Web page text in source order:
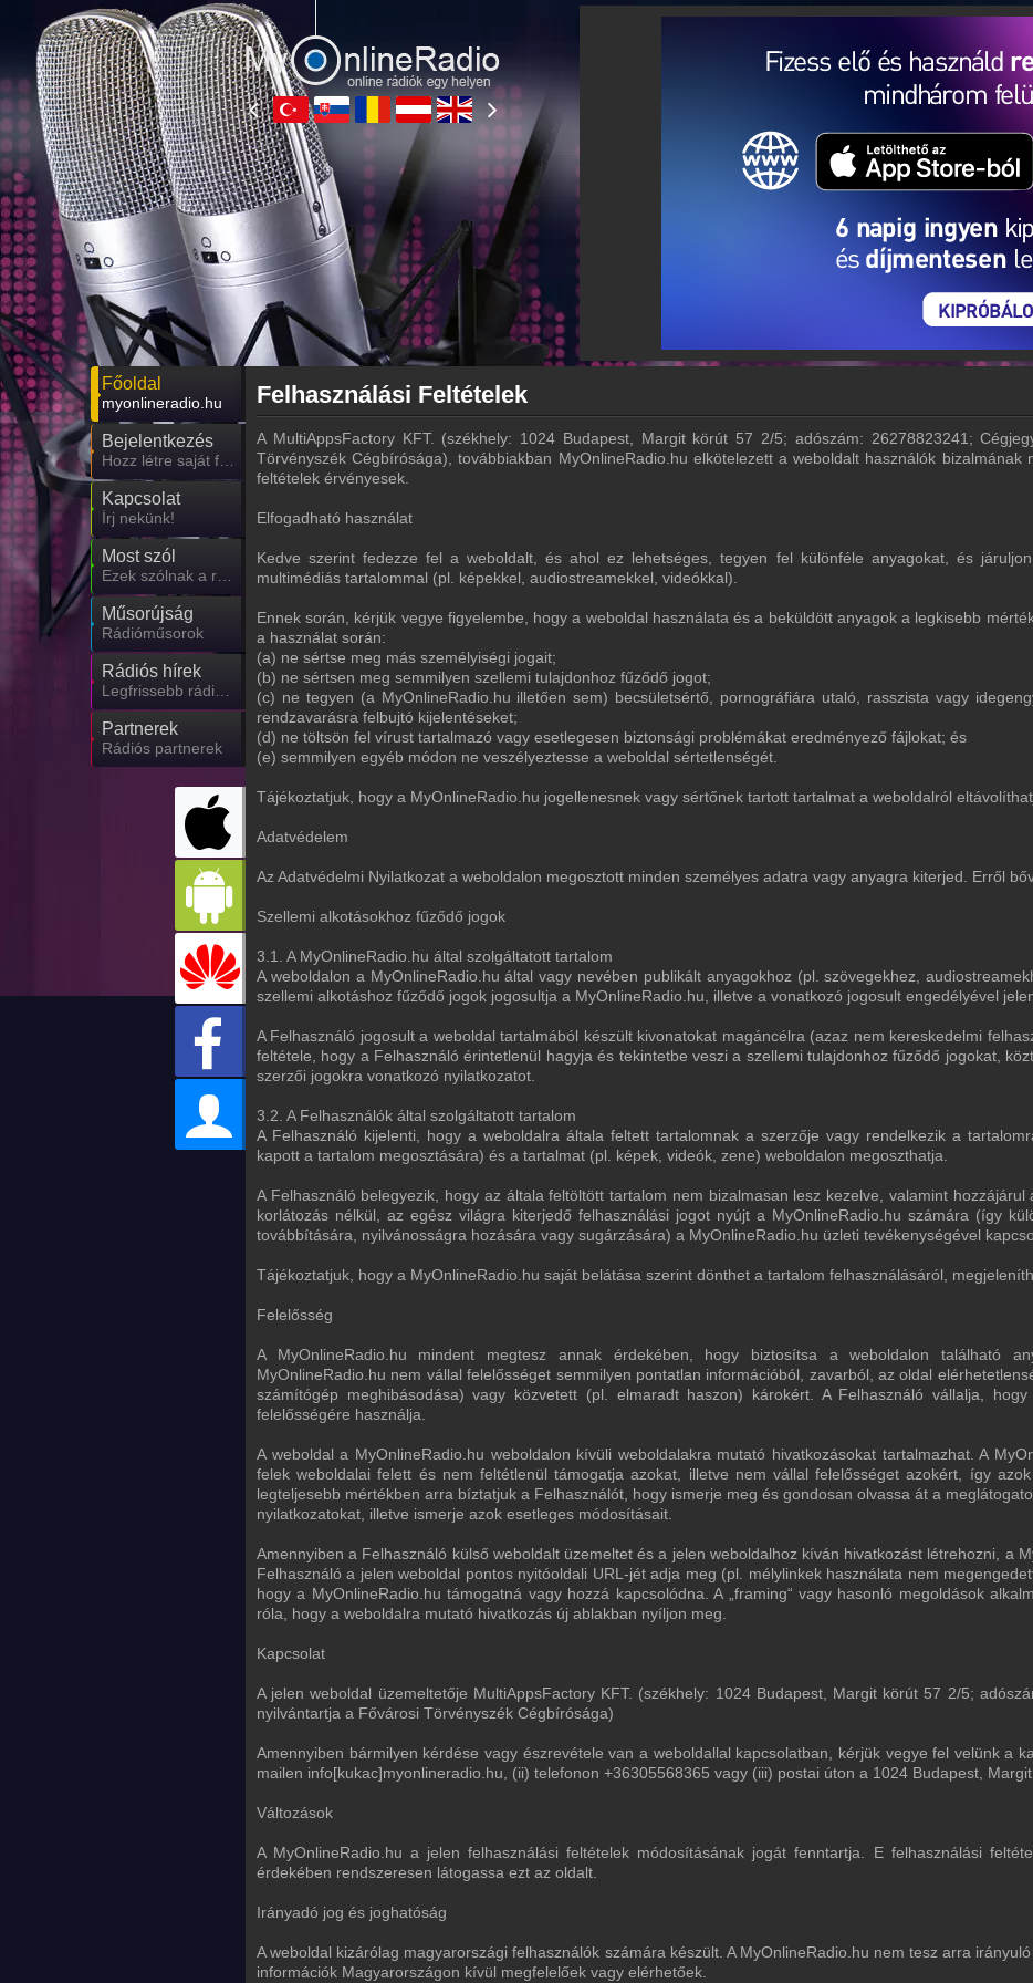
Főoldal
myonlineradio.hu
Bejelentkezés
Kapcsolat
Írj nekünk!
Most szól
Műsorújság
Rádióműsorok
Rádiós hírek
Partnerek
Rádiós partnerek
Felhasználási Feltételek
A MultiAppsFactory KFT. (székhely: 1024 Budapest, Margit körút 57 2/5; adószám: 26278823241;
Törvényszék Cégbírósága), továbbiakban MyOnlineRadio.hu elkötelezett a weboldalt használók
feltételek érvényesek.
Elfogadható használat
Kedve szerint fedezze fel a weboldalt, és ahol ez lehetséges, tegyen fel különféle anyagokat, és
multimédiás tartalommal (pl. képekkel, audiostreamekkel, videókkal).
Ennek során, kérjük vegye figyelembe, hogy a weboldal használata és a beküldött anyagok a legkisebb
a használat során:
(a) ne sértse meg más személyiségi jogait;
(b) ne sértsen meg semmilyen szellemi tulajdonhoz fűződő jogot;
(c) ne tegyen (a MyOnlineRadio.hu illetően sem) becsületsértő, pornográfiára utaló, rasszista vagy
rendzavarásra felbujtó kijelentéseket;
(d) ne töltsön fel vírust tartalmazó vagy esetlegesen biztonsági problémákat eredményező fájlokat; és
(e) semmilyen egyéb módon ne veszélyeztesse a weboldal sértetlenségét.
Tájékoztatjuk, hogy a MyOnlineRadio.hu jogellenesnek vagy sértőnek tartott tartalmat a weboldalról
Adatvédelem
Az Adatvédelmi Nyilatkozat a weboldalon megosztott minden személyes adatra vagy anyagra kiterjed. Erről
Szellemi alkotásokhoz fűződő jogok
3.1. A MyOnlineRadio.hu által szolgáltatott tartalom
A weboldalon a MyOnlineRadio.hu által vagy nevében publikált anyagokhoz (pl. szövegekhez,
szellemi alkotáshoz fűződő jogok jogosultja a MyOnlineRadio.hu, illetve a vonatkozó jogosult engedélyével
A Felhasználó jogosult a weboldal tartalmából készült kivonatokat magáncélra (azaz nem kereskedelmi
feltétele, hogy a Felhasználó érintetlenül hagyja és tekintetbe veszi a szellemi tulajdonhoz fűződő jogokat,
szerzői jogokra vonatkozó nyilatkozatot.
3.2. A Felhasználók által szolgáltatott tartalom
A Felhasználó kijelenti, hogy a weboldalra általa feltett tartalomnak a szerzője vagy rendelkezik a
kapott a tartalom megosztására) és a tartalmat (pl. képek, videók, zene) weboldalon megoszthatja.
A Felhasználó belegyezik, hogy az általa feltöltött tartalom nem bizalmasan lesz kezelve, valamint
korlátozás nélkül, az egész világra kiterjedő felhasználási jogot nyújt a MyOnlineRadio.hu számára (így
továbbítására, nyilvánosságra hozására vagy sugárzására) a MyOnlineRadio.hu üzleti tevékenységével
Tájékoztatjuk, hogy a MyOnlineRadio.hu saját belátása szerint dönthet a tartalom felhasználásáról,
Felelősség
A MyOnlineRadio.hu mindent megtesz annak érdekében, hogy biztosítsa a weboldalon található
MyOnlineRadio.hu nem vállal felelősséget semmilyen pontatlan információból, zavarból, az oldal
számítógép meghibásodása) vagy közvetett (pl. elmaradt haszon) károkért. A Felhasználó vállalja,
felelősségére használja.
A weboldal a MyOnlineRadio.hu weboldalon kívüli weboldalakra mutató hivatkozásokat tartalmazhat. A
felek weboldalai felett és nem feltétlenül támogatja azokat, illetve nem vállal felelősséget azokért, így
legteljesebb mértékben arra bíztatjuk a Felhasználót, hogy ismerje meg és gondosan olvassa át a
nyilatkozatokat, illetve ismerje azok esetleges módosításait.
Amennyiben a Felhasználó külső weboldalt üzemeltet és a jelen weboldalhoz kíván hivatkozást létrehozni, a
Felhasználó a jelen weboldal pontos nyitóoldali URL-jét adja meg (pl. mélylinkek használata nem
hogy a MyOnlineRadio.hu támogatná vagy hozzá kapcsolódna. A „framing“ vagy hasonló megoldások
róla, hogy a weboldalra mutató hivatkozás új ablakban nyíljon meg.
Kapcsolat
A jelen weboldal üzemeltetője MultiAppsFactory KFT. (székhely: 1024 Budapest, Margit körút 57 2/5;
nyilvántartja a Fővárosi Törvényszék Cégbírósága)
Amennyiben bármilyen kérdése vagy észrevétele van a weboldallal kapcsolatban, kérjük vegye fel velünk a
mailen info[kukac]myonlineradio.hu, (ii) telefonon +36305568365 vagy (iii) postai úton a 1024 Budapest,
Változások
A MyOnlineRadio.hu a jelen felhasználási feltételek módosításának jogát fenntartja. E felhasználási
érdekében rendszeresen látogassa ezt az oldalt.
Irányadó jog és joghatóság
A weboldal kizárólag magyarországi felhasználók számára készült. A MyOnlineRadio.hu nem tesz arra
információk Magyarországon kívül megfelelőek vagy elérhetőek.